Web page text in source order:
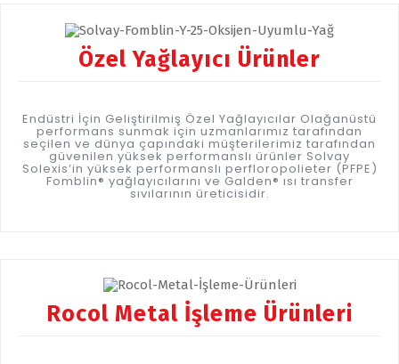
Özel Yağlayıcı Ürünler
Endüstri İçin Geliştirilmiş Özel Yağlayıcılar Olağanüstü
performans sunmak için uzmanlarımız tarafından
seçilen ve dünya çapındaki müşterilerimiz tarafından
güvenilen yüksek performanslı ürünler Solvay
Solexis’in yüksek performanslı perfloropolieter (PFPE)
Fomblin® yağlayıcılarını ve Galden® ısı transfer
sıvılarının üreticisidir.
Rocol Metal İşleme Ürünleri